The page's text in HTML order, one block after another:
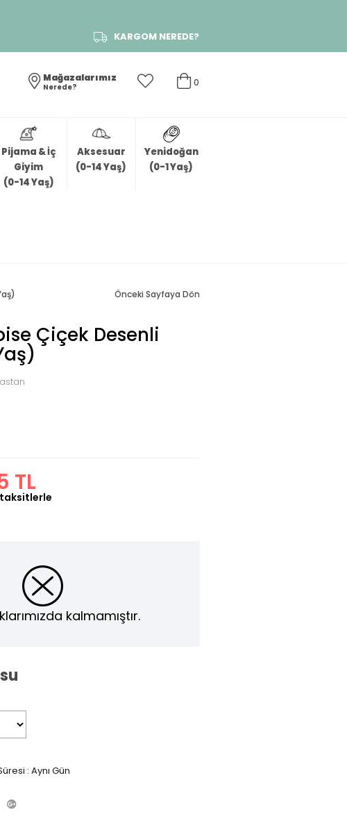
KARGOM NEREDE?
0
Mağazalarımız
Nerede?
Pijama & İç
Giyim
(0-14 Yaş)
Aksesuar
(0-14 Yaş)
Yenidoğan
(0-1 Yaş)
Önceki Sayfaya Dön
Çiçek Desenli
TL
kalmamıştır.
: Aynı Gün